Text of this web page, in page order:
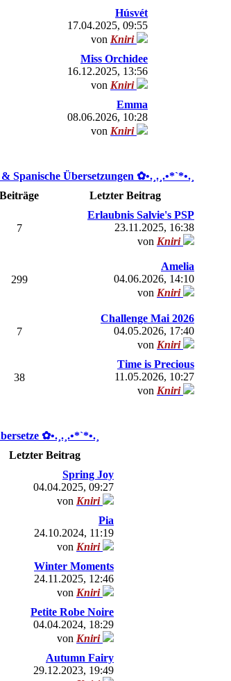
Húsvét
17.04.2025, 09:55
von Kniri
Miss Orchidee
16.12.2025, 13:56
von Kniri
Emma
08.06.2026, 10:28
von Kniri
Spanische Übersetzungen ✿ •.¸.¸.•*`*•.¸
Beiträge Letzter Beitrag
7
Erlaubnis Salvie's PSP
23.11.2025, 16:38
von Kniri
299
Amelia
04.06.2026, 14:10
von Kniri
7
Challenge Mai 2026
04.05.2026, 17:40
von Kniri
38
Time is Precious
11.05.2026, 10:27
von Kniri
✿ •.¸.¸.•*`*•.¸
Letzter Beitrag
Spring Joy
04.04.2025, 09:27
von Kniri
Pia
24.10.2024, 11:19
von Kniri
Winter Moments
24.11.2025, 12:46
von Kniri
Petite Robe Noire
04.04.2024, 18:29
von Kniri
Autumn Fairy
29.12.2023, 19:49